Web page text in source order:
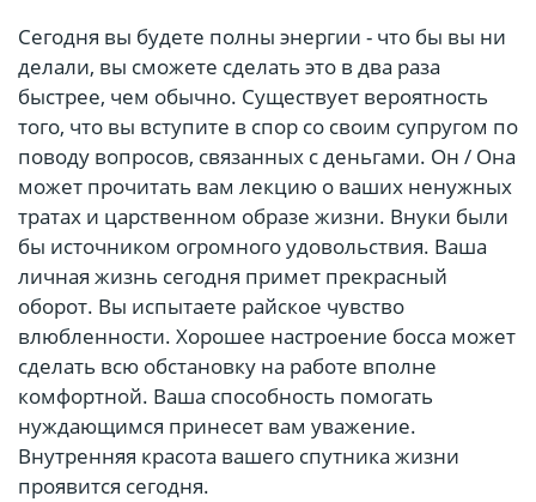
Сегодня вы будете полны энергии - что бы вы ни
делали, вы сможете сделать это в два раза
быстрее, чем обычно. Существует вероятность
того, что вы вступите в спор со своим супругом по
поводу вопросов, связанных с деньгами. Он / Она
может прочитать вам лекцию о ваших ненужных
тратах и царственном образе жизни. Внуки были
бы источником огромного удовольствия. Ваша
личная жизнь сегодня примет прекрасный
оборот. Вы испытаете райское чувство
влюбленности. Хорошее настроение босса может
сделать всю обстановку на работе вполне
комфортной. Ваша способность помогать
нуждающимся принесет вам уважение.
Внутренняя красота вашего спутника жизни
проявится сегодня.